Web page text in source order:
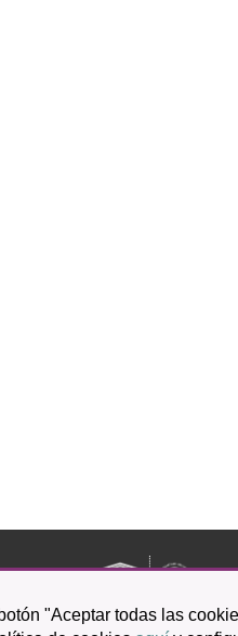
"Aceptar todas las